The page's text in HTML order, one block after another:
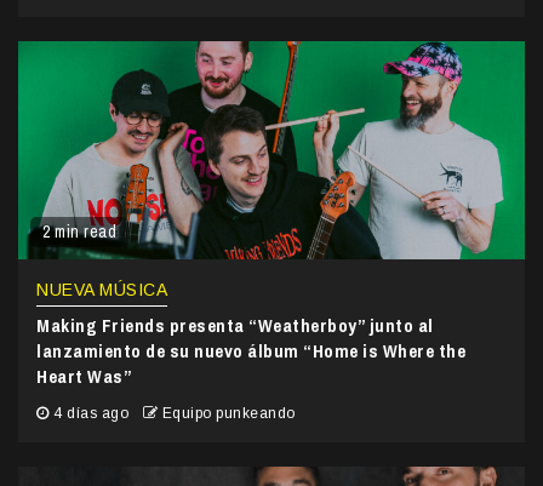
2 min read
NUEVA MÚSICA
Making Friends presenta “Weatherboy” junto al
lanzamiento de su nuevo álbum “Home is Where the
Heart Was”
4 días ago Equipo punkeando